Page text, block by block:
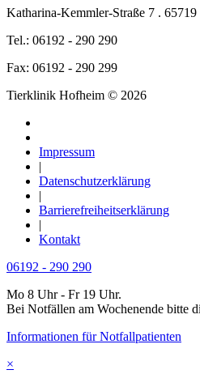
Katharina-Kemmler-Straße 7 .
Tel.: 06192 - 290 290
Fax: 06192 - 290 299
Tierklinik Hofheim © 2026
Impressum
|
Datenschutzerklärung
|
Barrierefreiheitserklärung
|
Kontakt
06192 - 290 290
Mo 8 Uhr - Fr 19 Uhr.
Bei Notfällen am Wochenende bitte
Informationen für Notfallpatienten
×